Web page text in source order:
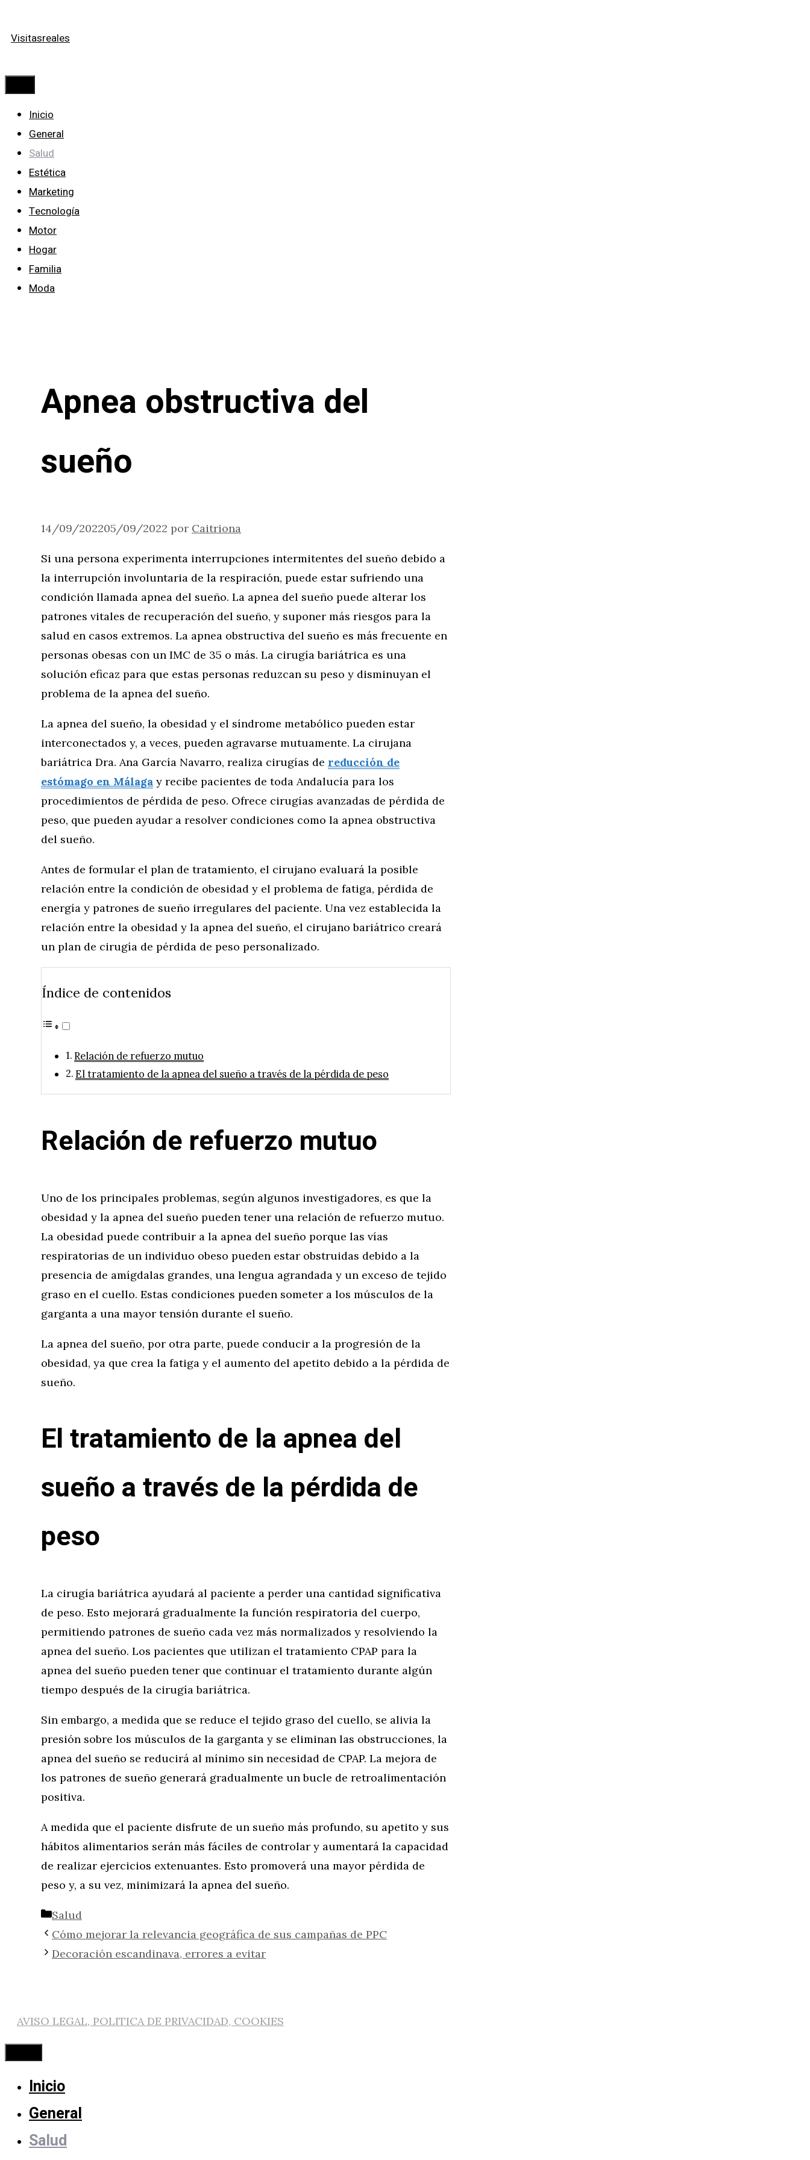
al
Visitasreales
Inicio
General
Salud
Estética
Marketing
Tecnología
Motor
Hogar
Familia
Moda
Apnea obstructiva del
sueño
14/09/202205/09/2022 por Caitriona
Si una persona experimenta interrupciones intermitentes del sueño debido a
la interrupción involuntaria de la respiración, puede estar sufriendo una
condición llamada apnea del sueño. La apnea del sueño puede alterar los
patrones vitales de recuperación del sueño, y suponer más riesgos para la
salud en casos extremos. La apnea obstructiva del sueño es más frecuente en
personas obesas con un IMC de 35 o más. La cirugía bariátrica es una
solución eficaz para que estas personas reduzcan su peso y disminuyan el
problema de la apnea del sueño.
La apnea del sueño, la obesidad y el síndrome metabólico pueden estar
interconectados y, a veces, pueden agravarse mutuamente. La cirujana
bariátrica Dra. Ana García Navarro, realiza cirugías de reducción de
estómago en Málaga y recibe pacientes de toda Andalucía para los
procedimientos de pérdida de peso. Ofrece cirugías avanzadas de pérdida de
peso, que pueden ayudar a resolver condiciones como la apnea obstructiva
del sueño.
Antes de formular el plan de tratamiento, el cirujano evaluará la posible
relación entre la condición de obesidad y el problema de fatiga, pérdida de
energía y patrones de sueño irregulares del paciente. Una vez establecida la
relación entre la obesidad y la apnea del sueño, el cirujano bariátrico creará
un plan de cirugía de pérdida de peso personalizado.
Índice de contenidos
Relación de refuerzo mutuo
El tratamiento de la apnea del sueño a través de la pérdida de peso
Relación de refuerzo mutuo
Uno de los principales problemas, según algunos investigadores, es que la
obesidad y la apnea del sueño pueden tener una relación de refuerzo mutuo.
La obesidad puede contribuir a la apnea del sueño porque las vías
respiratorias de un individuo obeso pueden estar obstruidas debido a la
presencia de amígdalas grandes, una lengua agrandada y un exceso de tejido
graso en el cuello. Estas condiciones pueden someter a los músculos de la
garganta a una mayor tensión durante el sueño.
La apnea del sueño, por otra parte, puede conducir a la progresión de la
obesidad, ya que crea la fatiga y el aumento del apetito debido a la pérdida de
sueño.
El tratamiento de la apnea del
sueño a través de la pérdida de
peso
La cirugía bariátrica ayudará al paciente a perder una cantidad significativa
de peso. Esto mejorará gradualmente la función respiratoria del cuerpo,
permitiendo patrones de sueño cada vez más normalizados y resolviendo la
apnea del sueño. Los pacientes que utilizan el tratamiento CPAP para la
apnea del sueño pueden tener que continuar el tratamiento durante algún
tiempo después de la cirugía bariátrica.
Sin embargo, a medida que se reduce el tejido graso del cuello, se alivia la
presión sobre los músculos de la garganta y se eliminan las obstrucciones, la
apnea del sueño se reducirá al mínimo sin necesidad de CPAP. La mejora de
los patrones de sueño generará gradualmente un bucle de retroalimentación
positiva.
A medida que el paciente disfrute de un sueño más profundo, su apetito y sus
hábitos alimentarios serán más fáciles de controlar y aumentará la capacidad
de realizar ejercicios extenuantes. Esto promoverá una mayor pérdida de
peso y, a su vez, minimizará la apnea del sueño.
Categorías
Salud
Cómo mejorar la relevancia geográfica de sus campañas de PPC
Decoración escandinava, errores a evitar
AVISO LEGAL, POLITICA DE PRIVACIDAD, COOKIES
Cerrar
Inicio
General
Salud